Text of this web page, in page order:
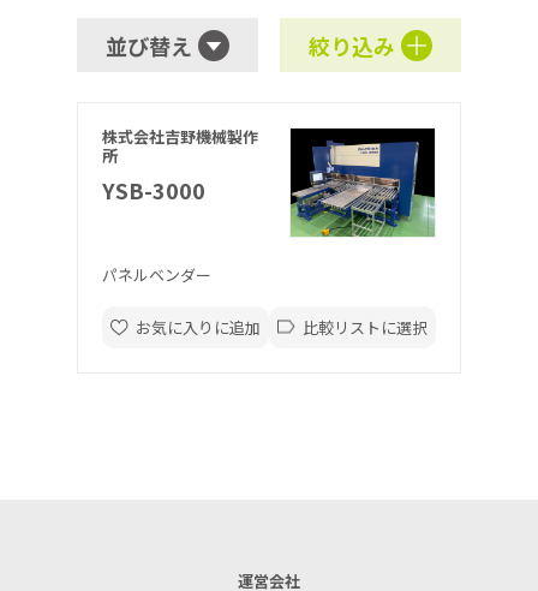
並び替え 絞り込み
株式会社吉野機械製作
所
YSB-3000
パネルベンダー
お気に入りに追加 比較リストに選択
運営会社